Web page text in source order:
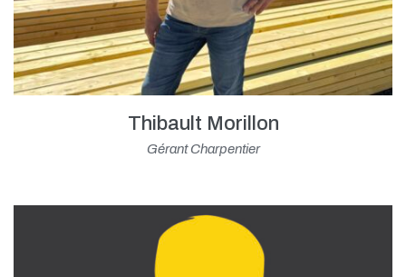
Thibault Morillon
Gérant Charpentier